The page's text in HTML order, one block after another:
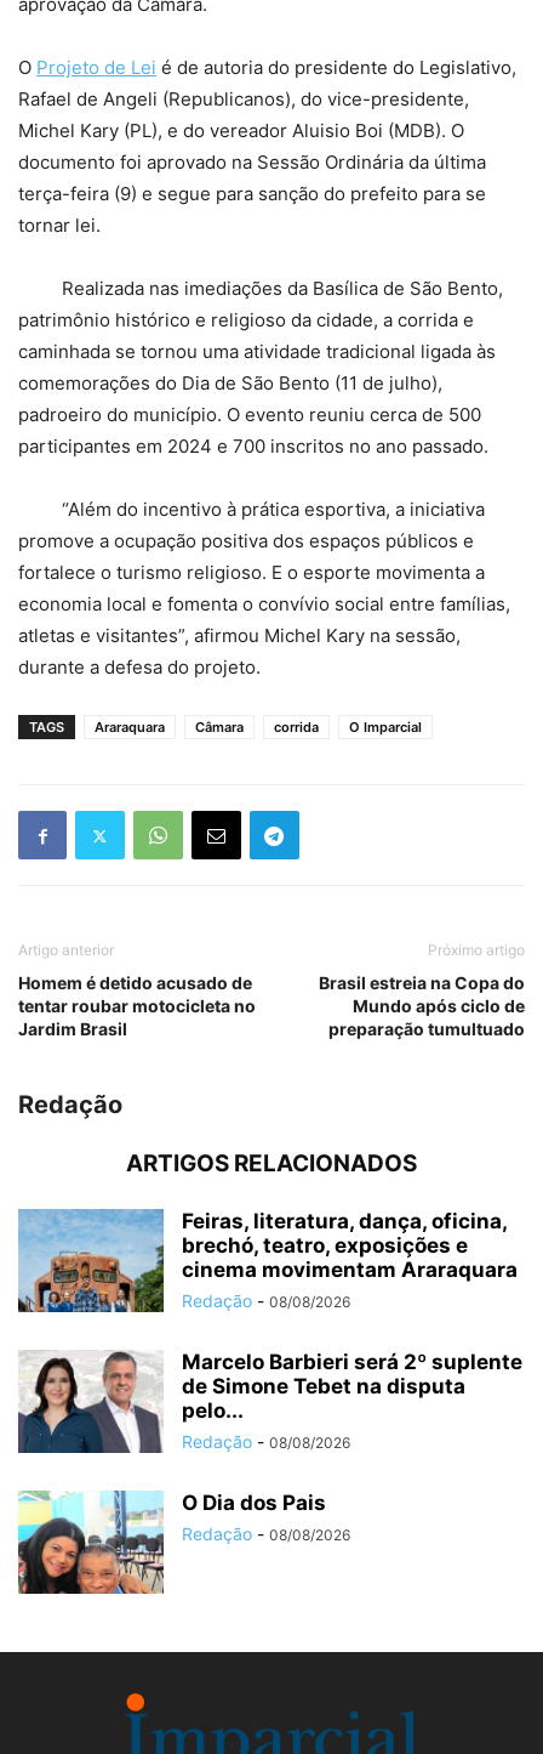
O Projeto de Lei é de autoria do presidente do Legislativo,
Rafael de Angeli (Republicanos), do vice-presidente,
Michel Kary (PL), e do vereador Aluisio Boi (MDB). O
documento foi aprovado na Sessão Ordinária da última
terça-feira (9) e segue para sanção do prefeito para se
tornar lei.
Realizada nas imediações da Basílica de São Bento,
patrimônio histórico e religioso da cidade, a corrida e
caminhada se tornou uma atividade tradicional ligada às
comemorações do Dia de São Bento (11 de julho),
padroeiro do município. O evento reuniu cerca de 500
participantes em 2024 e 700 inscritos no ano passado.
“Além do incentivo à prática esportiva, a iniciativa
promove a ocupação positiva dos espaços públicos e
fortalece o turismo religioso. E o esporte movimenta a
economia local e fomenta o convívio social entre famílias,
atletas e visitantes”, afirmou Michel Kary na sessão,
durante a defesa do projeto.
TAGS Araraquara Câmara corrida O Imparcial
Artigo anterior
Homem é detido acusado de
tentar roubar motocicleta no
Jardim Brasil
Próximo artigo
Brasil estreia na Copa do
Mundo após ciclo de
preparação tumultuado
Redação
ARTIGOS RELACIONADOS
Feiras, literatura, dança, oficina,
brechó, teatro, exposições e
cinema movimentam Araraquara
Redação - 08/08/2026
Marcelo Barbieri será 2º suplente
de Simone Tebet na disputa
pelo...
Redação - 08/08/2026
O Dia dos Pais
Redação - 08/08/2026